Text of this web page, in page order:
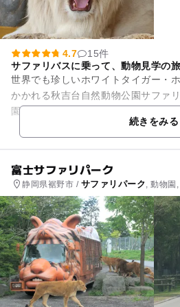
4.7
15件
サファリバスに乗って、動物見学の
世界でも珍しいホワイトタイガー・
かかれる秋吉台自然動物公園サファリランド。
園内を見学できるので、雨が降って
続きをみる
富士サファリパーク
静岡県裾野市 / サファリパーク , 動物園